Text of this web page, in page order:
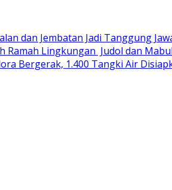
dan Jembatan Jadi Tanggung
Ramah Lingkungan
Judol dan
Bergerak, 1.400 Tangki Air